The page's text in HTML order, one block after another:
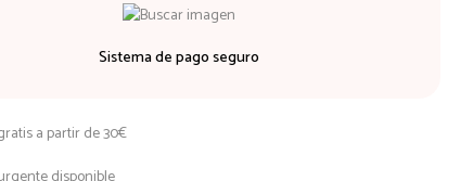
Sistema de pago seguro
a partir de 30€